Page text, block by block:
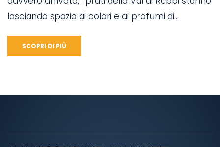
lasciando spazio ai colori e ai profumi di...
SCOPRI DI PIÙ